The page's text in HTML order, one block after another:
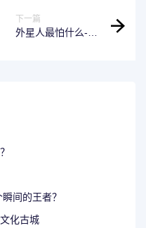
下一篇
外星人最怕什么-解
间的王者？
化古城